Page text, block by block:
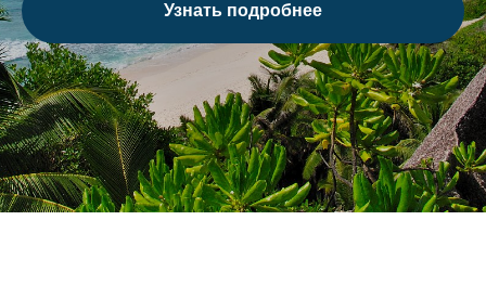
Узнать подробнее